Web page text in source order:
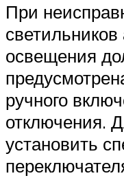
При
освещения
ручного
отключения.
установить